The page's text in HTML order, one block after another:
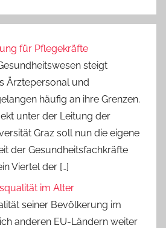
für Pflegekräfte
steigt
Ärztepersonal und
häufig an ihre Grenzen.
unter der Leitung der
Graz soll nun die eigene
der Gesundheitsfachkräfte
Viertel der […]
im Alter
seiner Bevölkerung im
anderen EU-Ländern weiter